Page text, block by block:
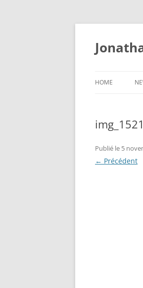
Aller
HOME
img_1521
Publié le 5
← Précédent